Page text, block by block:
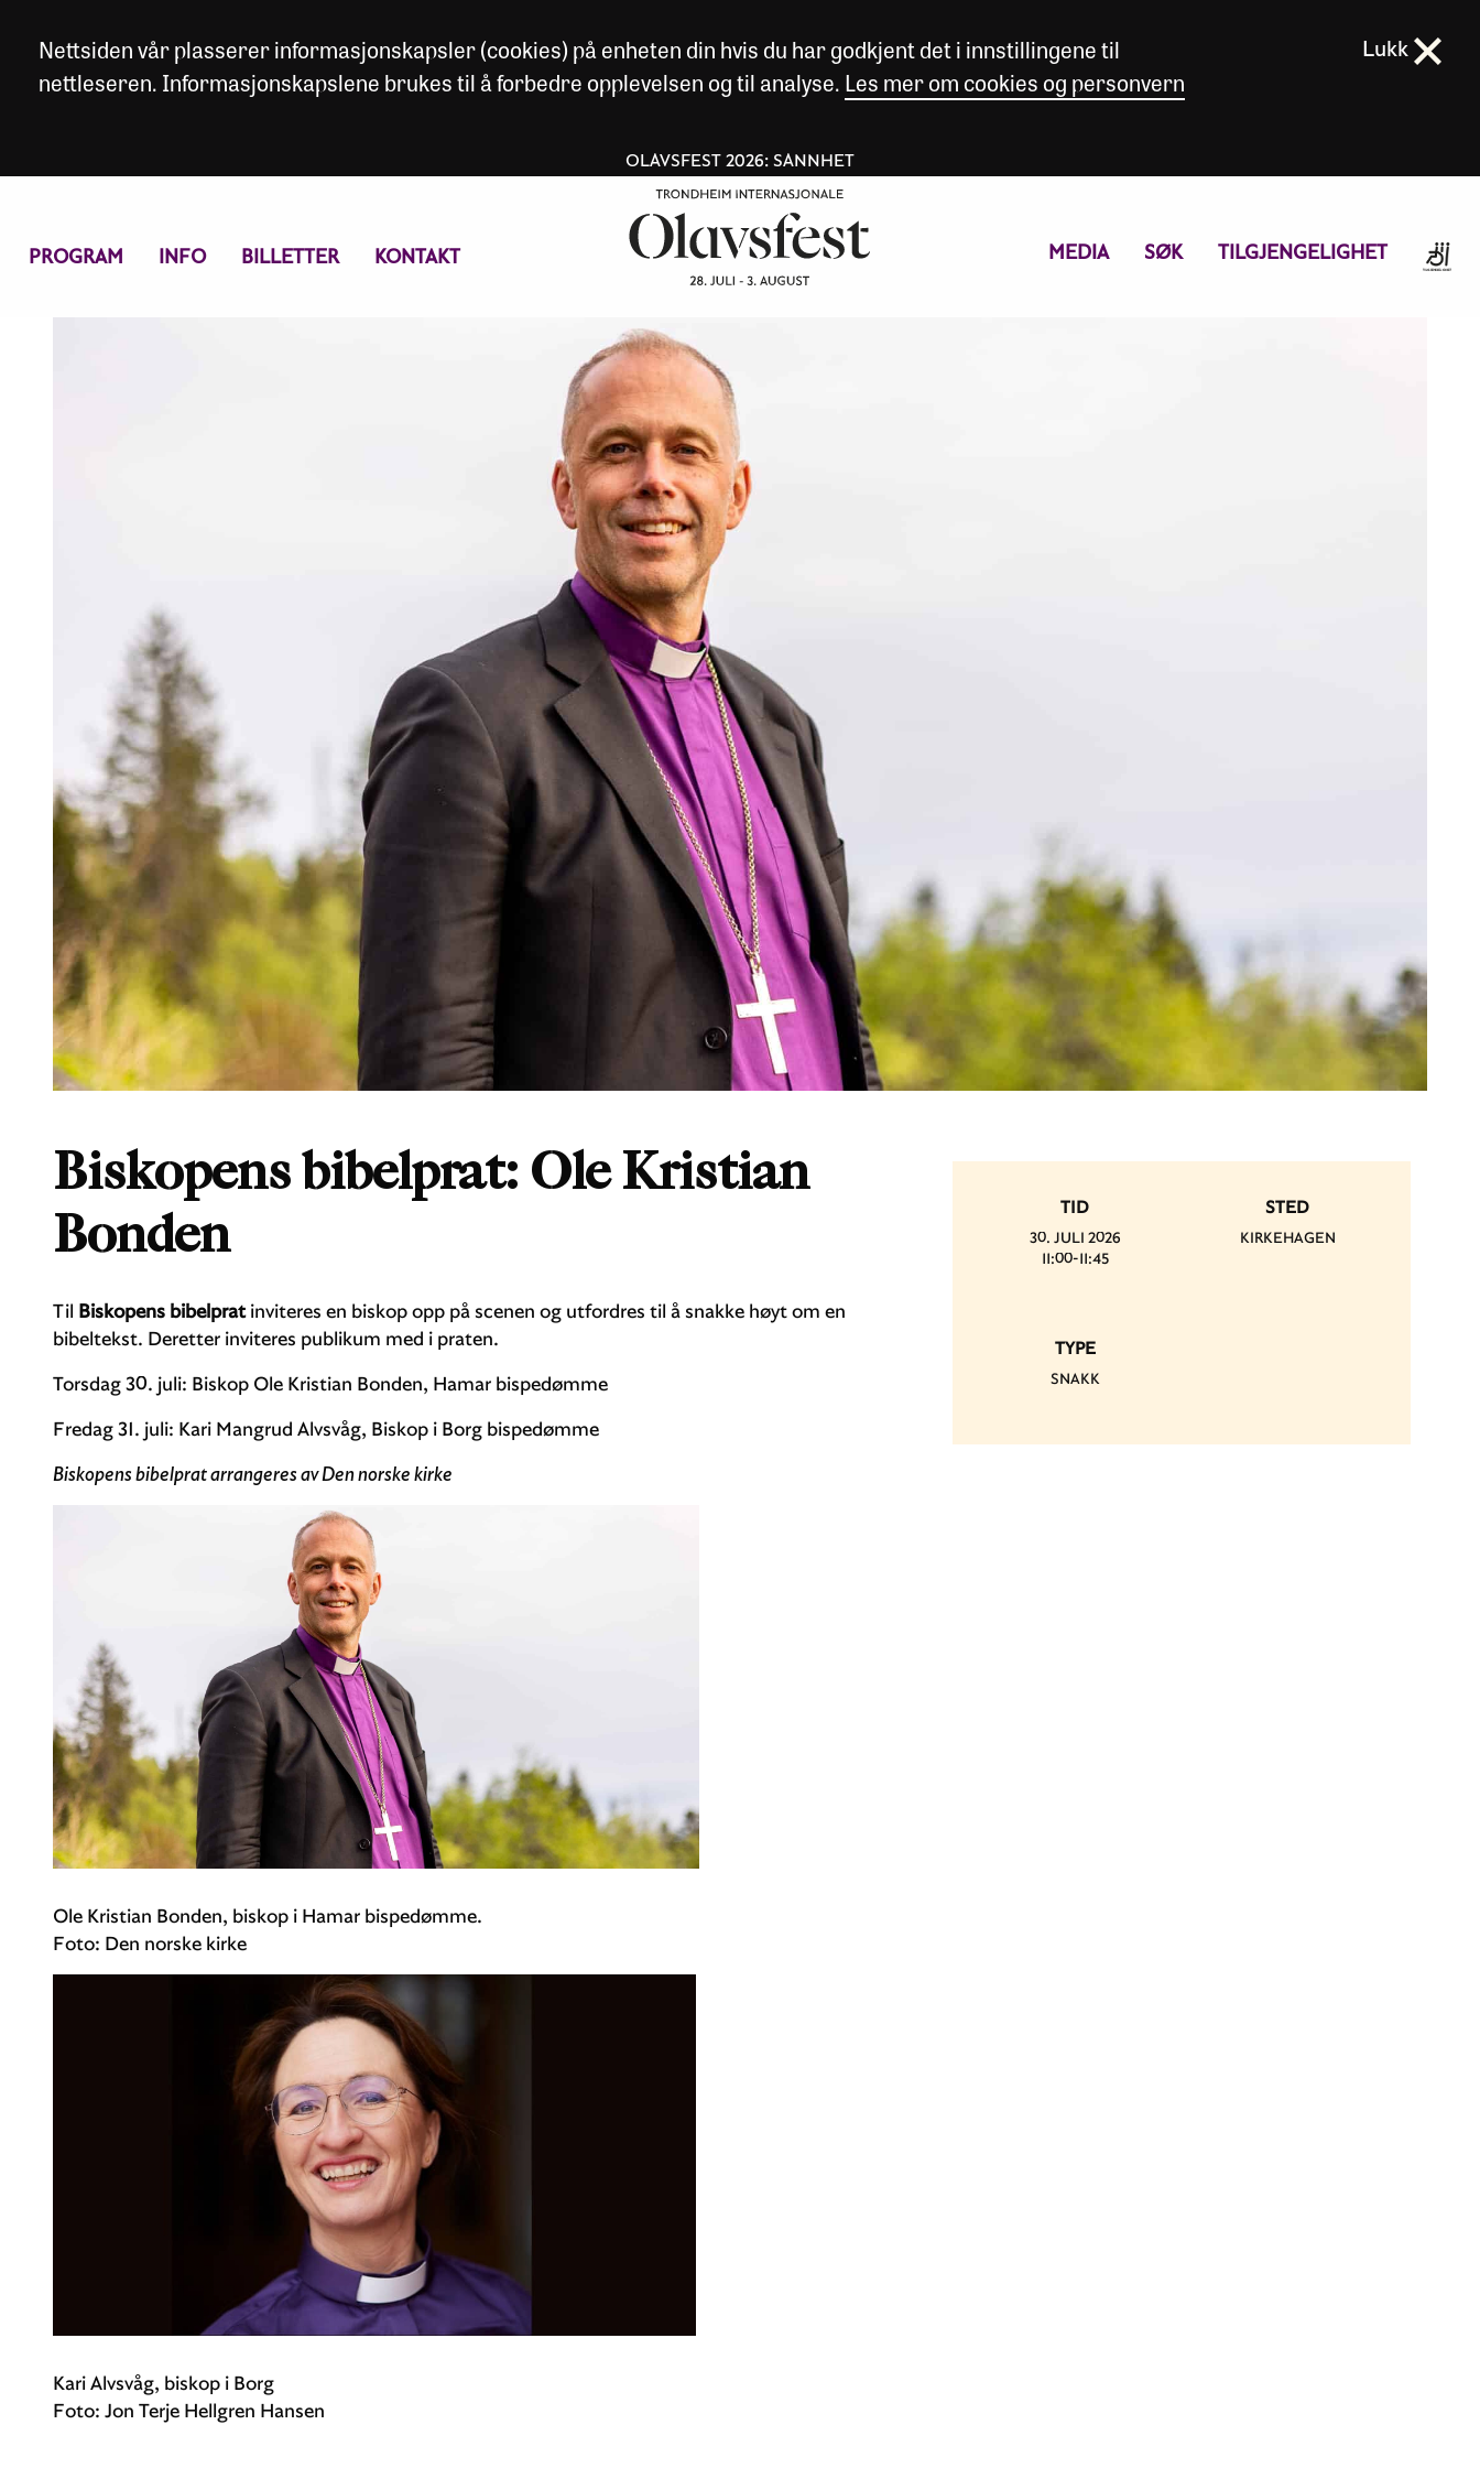
Nettsiden vår plasserer informasjonskapsler (cookies) på enheten din hvis du har godkjent det i innstillingene til
nettleseren. Informasjonskapslene brukes til å forbedre opplevelsen og til analyse. Les mer om cookies og personvern
Lukk
OLAVSFEST 2026: SANNHET
PROGRAM INFO BILLETTER KONTAKT MEDIA SØK TILGJENGELIGHET
Biskopens bibelprat: Ole Kristian
Bonden
Til Biskopens bibelpratinviteres en biskop opp på scenen og utfordres til å snakke høyt om en
bibeltekst. Deretter inviteres publikum med i praten.
Torsdag 30. juli: Biskop Ole Kristian Bonden, Hamar bispedømme
Fredag 31. juli: Kari Mangrud Alvsvåg, Biskop i Borg bispedømme
Biskopens bibelprat arrangeres av Den norske kirke
Ole Kristian Bonden, biskop i Hamar bispedømme.
Foto: Den norske kirke
Kari Alvsvåg, biskop i Borg
Foto: Jon Terje Hellgren Hansen
TID
30. JULI 2026
11:00-11:45
STED
KIRKEHAGEN
TYPE
SNAKK